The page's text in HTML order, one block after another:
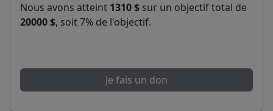
Nous avons atteint 1310 $ sur un objectif total de
20000 $, soit 7% de l'objectif.
Je fais un don